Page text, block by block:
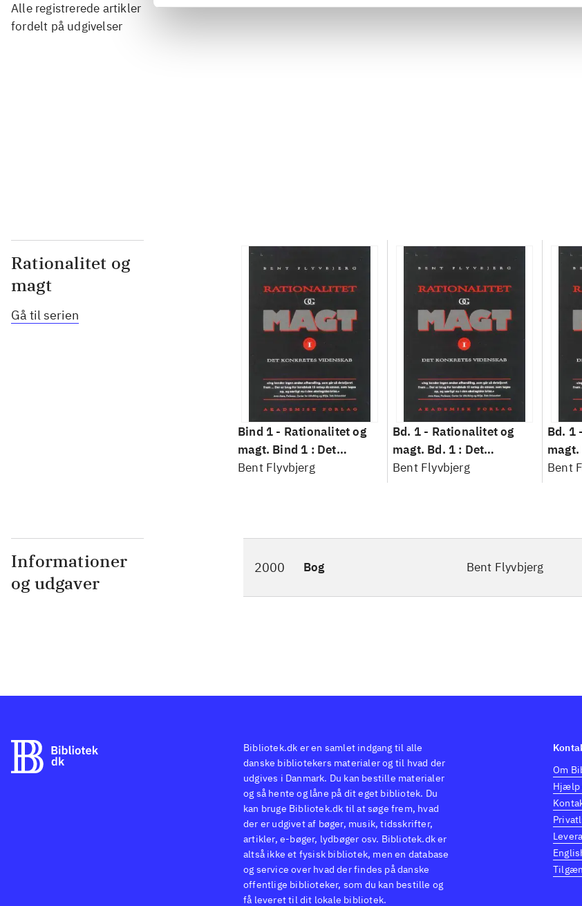
Alle registrerede artikler
fordelt på udgivelser
Rationalitet og
magt
Gå til serien
Bind 1 - Rationalitet og
magt. Bind 1 : Det
konkretes videnskab
Bent Flyvbjerg
Bd. 1 - Rationalitet og
magt. Bd. 1 : Det
konkretes videnskab
Bent Flyvbjerg
Bd. 1 -
magt.
Bent
Informationer
og udgaver
2000 Bog Bent Flyvbjerg
Bibliotek.dk er en samlet indgang til alle
danske bibliotekers materialer og til hvad der
udgives i Danmark. Du kan bestille materialer
og så hente og låne på dit eget bibliotek. Du
kan bruge Bibliotek.dk til at søge frem, hvad
der er udgivet af bøger, musik, tidsskrifter,
artikler, e-bøger, lydbøger osv. Bibliotek.dk er
altså ikke et fysisk bibliotek, men en database
og service over hvad der findes på danske
offentlige biblioteker, som du kan bestille og
få leveret til dit lokale bibliotek.
Om
Hjælp